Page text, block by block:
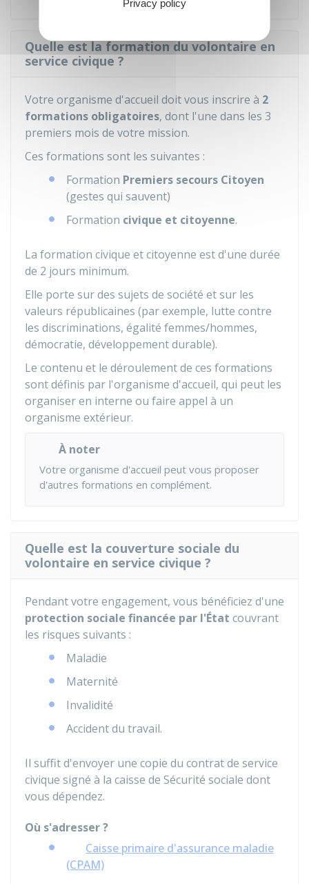
Quelle est la formation du volontaire en
service civique ?
Votre organisme d'accueil doit vous inscrire à 2
formations obligatoires, dont l'une dans les 3
premiers mois de votre mission.
Ces formations sont les suivantes :
Formation Premiers secours Citoyen
(gestes qui sauvent)
Formation civique et citoyenne.
La formation civique et citoyenne est d'une durée
de 2 jours minimum.
Elle porte sur des sujets de société et sur les
valeurs républicaines (par exemple, lutte contre
les discriminations, égalité femmes/hommes,
démocratie, développement durable).
Le contenu et le déroulement de ces formations
sont définis par l'organisme d'accueil, qui peut les
organiser en interne ou faire appel à un
organisme extérieur.
À noter
Votre organisme d'accueil peut vous proposer
d'autres formations en complément.
Quelle est la couverture sociale du
volontaire en service civique ?
Pendant votre engagement, vous bénéficiez d'une
protection sociale financée par l'État couvrant
les risques suivants :
Maladie
Maternité
Invalidité
Accident du travail.
Il suffit d'envoyer une copie du contrat de service
civique signé à la caisse de Sécurité sociale dont
vous dépendez.
Où s'adresser ?
Caisse primaire d'assurance maladie
(CPAM)
Privacy policy